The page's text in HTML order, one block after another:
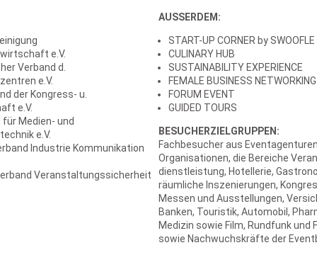
e.V.
Verband d.
e.V.
der Kongress- u.
e.V.
für Medien- und
e.V.
Industrie Kommunikation
Veranstaltungssicherheit
AUSSERDEM:
START-UP CORNER by SWOOFLE
CULINARY HUB
SUSTAINABILITY EXPERIENCE
FEMALE BUSINESS NETWORKING
FORUM EVENT
GUIDED TOURS
BESUCHERZIELGRUPPEN:
Fachbesucher aus
Organisationen, die Bereiche
dienstleistung, Hotellerie,
räumliche Inszenierungen,
Messen und Ausstellungen,
Banken, Touristik, Automobil,
Medizin sowie Film, Rundfunk und
sowie Nachwuchskräfte der